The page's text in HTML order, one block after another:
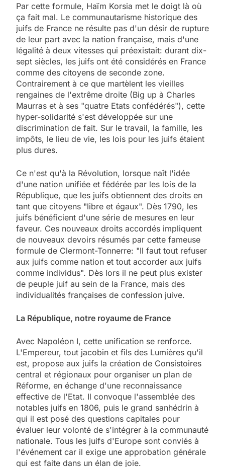
Par cette formule, Haïm Korsia met le doigt là où
ça fait mal. Le communautarisme historique des
juifs de France ne résulte pas d'un désir de rupture
de leur part avec la nation française, mais d'une
légalité à deux vitesses qui préexistait: durant dix-
sept siècles, les juifs ont été considérés en France
comme des citoyens de seconde zone.
Contrairement à ce que martèlent les vieilles
rengaines de l'extrême droite (Big up à Charles
Maurras et à ses "quatre Etats confédérés"), cette
hyper-solidarité s'est développée sur une
discrimination de fait. Sur le travail, la famille, les
impôts, le lieu de vie, les lois pour les juifs étaient
plus dures.
Ce n'est qu'à la Révolution, lorsque naît l'idée
d'une nation unifiée et fédérée par les lois de la
République, que les juifs obtiennent des droits en
tant que citoyens "libre et égaux". Dès 1790, les
juifs bénéficient d'une série de mesures en leur
faveur. Ces nouveaux droits accordés impliquent
de nouveaux devoirs résumés par cette fameuse
formule de Clermont-Tonnerre: "Il faut tout refuser
aux juifs comme nation et tout accorder aux juifs
comme individus". Dès lors il ne peut plus exister
de peuple juif au sein de la France, mais des
individualités françaises de confession juive.
La République, notre royaume de France
Avec Napoléon I, cette unification se renforce.
L'Empereur, tout jacobin et fils des Lumières qu'il
est, propose aux juifs la création de Consistoires
central et régionaux pour organiser un plan de
Réforme, en échange d'une reconnaissance
effective de l'Etat. Il convoque l'assemblée des
notables juifs en 1806, puis le grand sanhédrin à
qui il est posé des questions capitales pour
évaluer leur volonté de s'intégrer à la communauté
nationale. Tous les juifs d'Europe sont conviés à
l'événement car il exige une approbation générale
qui est faite dans un élan de joie.